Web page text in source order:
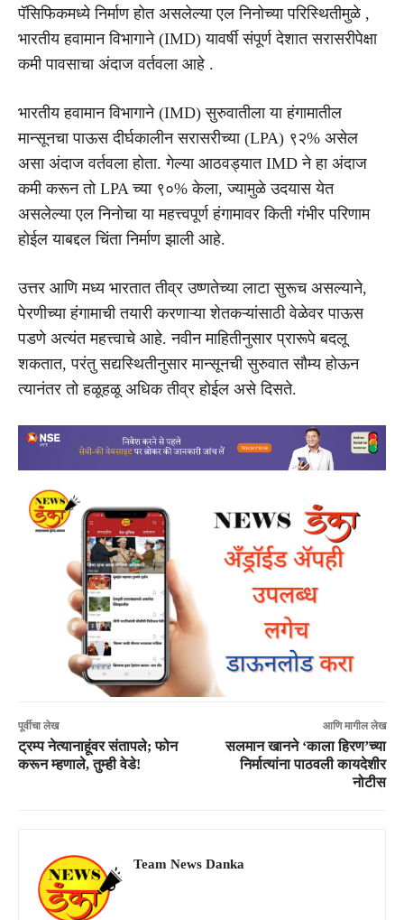
पॅसिफिकमध्ये निर्माण होत असलेल्या एल निनोच्या परिस्थितीमुळे ,
भारतीय हवामान विभागाने (IMD) यावर्षी संपूर्ण देशात सरासरीपेक्षा
कमी पावसाचा अंदाज वर्तवला आहे .
भारतीय हवामान विभागाने (IMD) सुरुवातीला या हंगामातील
मान्सूनचा पाऊस दीर्घकालीन सरासरीच्या (LPA) ९२% असेल
असा अंदाज वर्तवला होता. गेल्या आठवड्यात IMD ने हा अंदाज
कमी करून तो LPA च्या ९०% केला, ज्यामुळे उदयास येत
असलेल्या एल निनोचा या महत्त्वपूर्ण हंगामावर किती गंभीर परिणाम
होईल याबद्दल चिंता निर्माण झाली आहे.
उत्तर आणि मध्य भारतात तीव्र उष्णतेच्या लाटा सुरूच असल्याने,
पेरणीच्या हंगामाची तयारी करणाऱ्या शेतकऱ्यांसाठी वेळेवर पाऊस
पडणे अत्यंत महत्त्वाचे आहे. नवीन माहितीनुसार प्रारूपे बदलू
शकतात, परंतु सद्यस्थितीनुसार मान्सूनची सुरुवात सौम्य होऊन
त्यानंतर तो हळूहळू अधिक तीव्र होईल असे दिसते.
पूर्वीचा लेख
ट्रम्प नेत्यानाहूंवर संतापले; फोन
करून म्हणाले, तुम्ही वेडे!
आणि मागील लेख
सलमान खानने ‘काला हिरण’च्या
निर्मात्यांना पाठवली कायदेशीर
नोटीस
Team News Danka